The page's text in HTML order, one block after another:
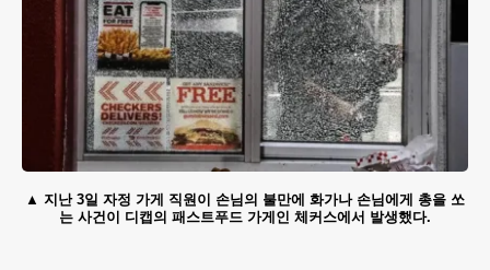
지난 3일 자정 가게 직원이 손님의 불만에 화가나 손님에게 총을 쏘
는 사건이 디캡의 패스트푸드 가게인 체커스에서 발생했다.